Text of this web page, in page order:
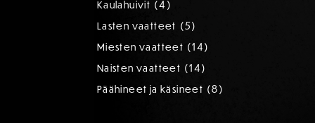
Kaulahuivit 4 4
tuotetta
Lasten vaatteet 55
tuotetta
Miesten vaatteet 1414
tuotetta
Naisten vaatteet 1414
tuotetta
Päähineet ja käsineet 88